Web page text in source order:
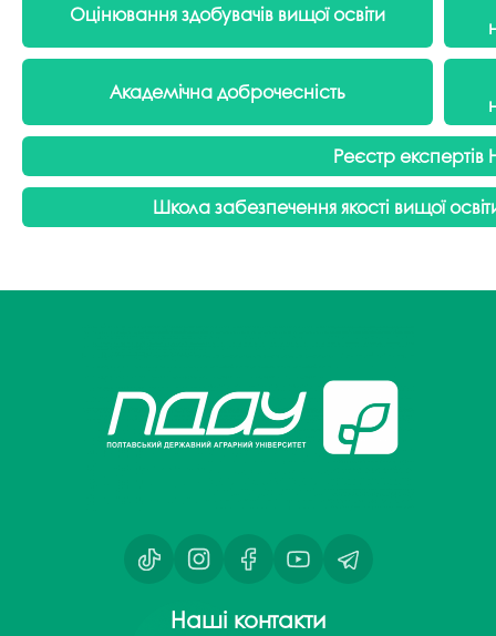
Оцінювання здобувачів вищої освіти
Академічна доброчесність
Реєстр експертів
Школа забезпечення якості вищої
Наші контакти